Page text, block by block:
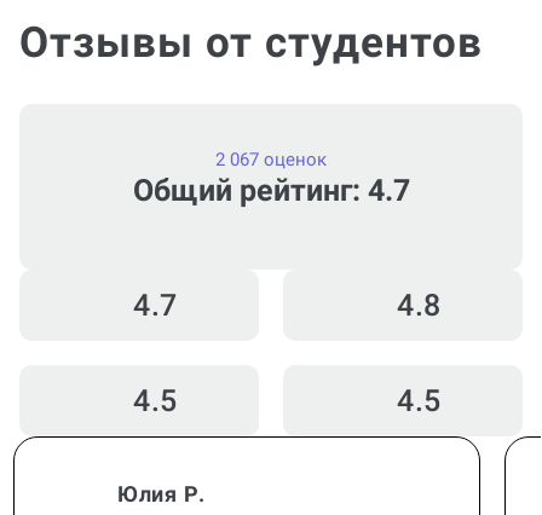
Отзывы от студентов
Общий рейтинг: 4.7
2 067 оценок
4.7 4.8
4.5 4.5
Юлия Р.